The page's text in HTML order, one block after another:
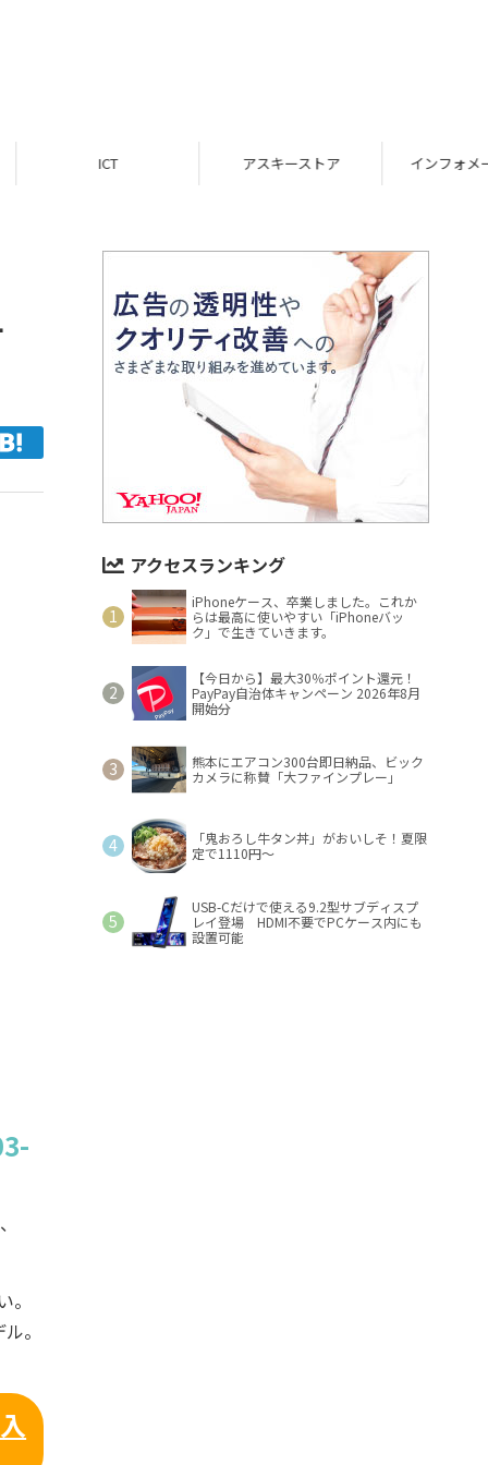
アスキーストア インフォメーション
。
アクセスランキング
iPhoneケース、卒業しました。これか
らは最高に使いやすい「iPhoneバッ
ク」で生きていきます。
【今日から】最大30％ポイント還元！
PayPay自治体キャンペーン 2026年8月
開始分
熊本にエアコン300台即日納品、ビック
カメラに称賛「大ファインプレー」
「鬼おろし牛タン丼」がおいしそ！夏限
定で1110円～
USB-Cだけで使える9.2型サブディスプ
レイ登場 HDMI不要でPCケース内にも
設置可能